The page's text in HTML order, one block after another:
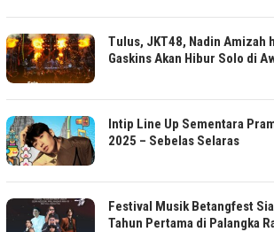
Tulus, JKT48, Nadin Amizah
Gaskins Akan Hibur Solo di
Intip Line Up Sementara
2025 – Sebelas Selaras
Festival Musik Betangfest
Tahun Pertama di Palangka